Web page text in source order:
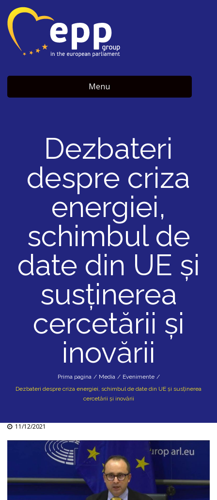
Menu
Dezbateri
despre criza
energiei,
schimbul de
date din UE și
susținerea
cercetării și
inovării
Prima pagina / Media / Evenimente /
Dezbateri despre criza energiei, schimbul de date din UE și susținerea
cercetării și inovării
11/12/2021